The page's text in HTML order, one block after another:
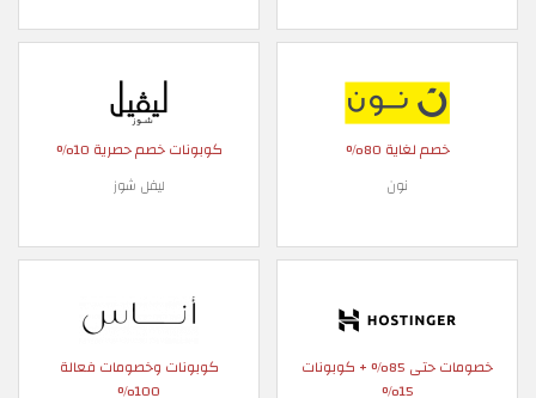
خصم لغاية 80%
نون
كوبونات خصم حصرية 10%
ليفل شوز
خصومات حتى 85% + كوبونات
15%
كوبونات وخصومات فعالة
100%